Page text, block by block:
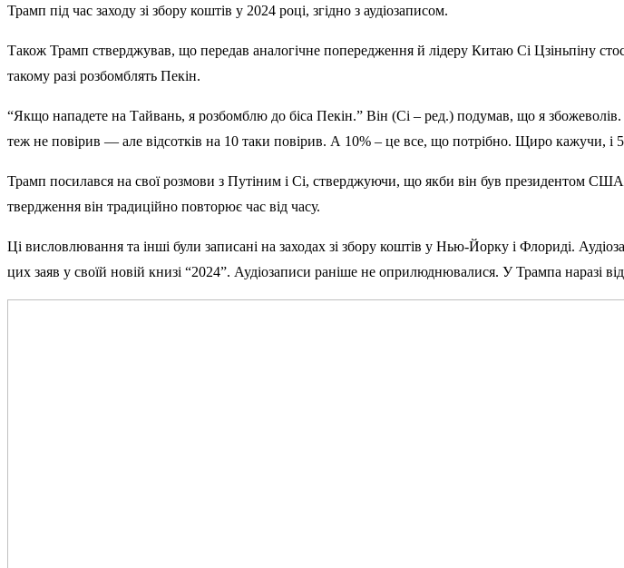
Трамп під час заходу зі збору коштів у 2024 році, згідно з аудіозаписом.
Також Трамп стверджував, що передав аналогічне попередження й лідеру Китаю Сі Цзіньпіну
такому разі розбомблять Пекін.
“Якщо нападете на Тайвань, я розбомблю до біса Пекін.” Він (Сі – ред.) подумав, що я
теж не повірив — але відсотків на 10 таки повірив. А 10% – це все, що потрібно. Щиро кажучи, і
Трамп посилався на свої розмови з Путіним і Сі, стверджуючи, що якби він був президентом
твердження він традиційно повторює час від часу.
Ці висловлювання та інші були записані на заходах зі збору коштів у Нью-Йорку і Флориді.
цих заяв у своїй новій книзі “2024”. Аудіозаписи раніше не оприлюднювалися. У Трампа наразі